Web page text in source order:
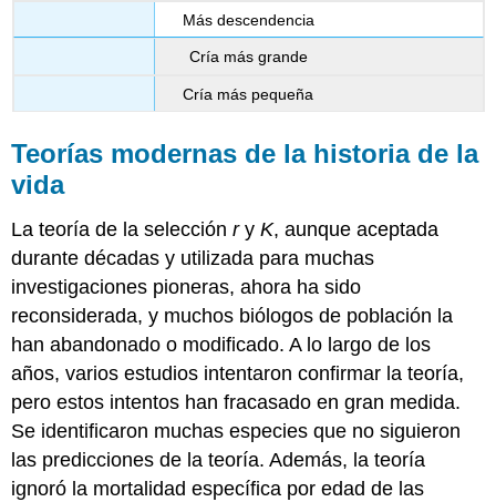
Más descendencia
Cría más grande
Cría más pequeña
Teorías modernas de la historia de la
vida
La teoría de la selecciónryK, aunque aceptada
durante décadas y utilizada para muchas
investigaciones pioneras, ahora ha sido
reconsiderada, y muchos biólogos de población la
han abandonado o modificado. A lo largo de los
años, varios estudios intentaron confirmar la teoría,
pero estos intentos han fracasado en gran medida.
Se identificaron muchas especies que no siguieron
las predicciones de la teoría. Además, la teoría
ignoró la mortalidad específica por edad de las